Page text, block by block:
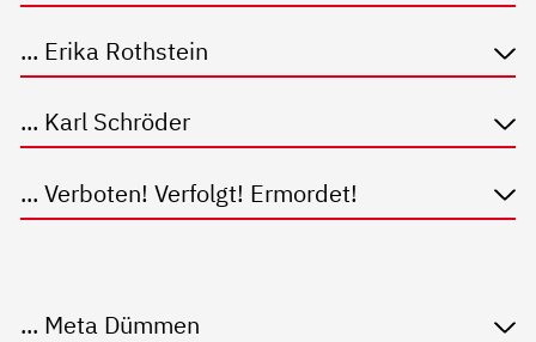
... Erika Rothstein
... Karl Schröder
... Verboten! Verfolgt! Ermordet!
... Meta Dümmen